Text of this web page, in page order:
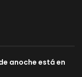
anoche está en